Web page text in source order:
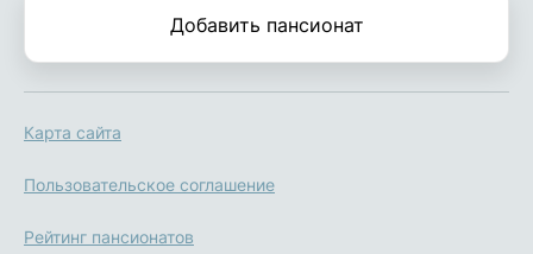
Добавить пансионат
Карта сайта
Пользовательское соглашение
Рейтинг пансионатов